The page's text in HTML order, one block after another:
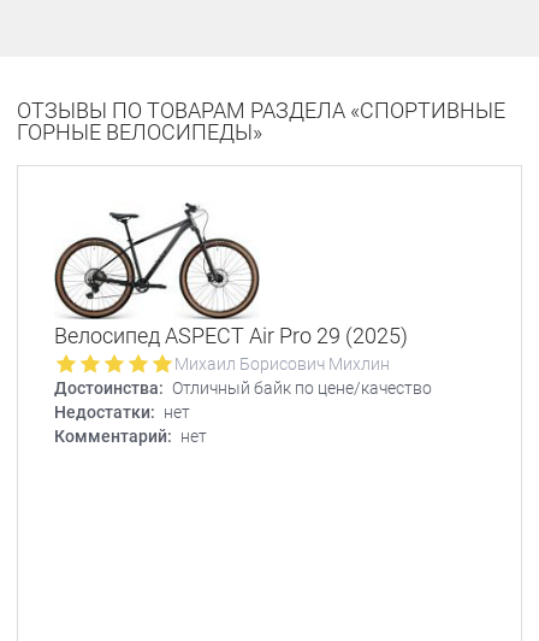
ОТЗЫВЫ ПО ТОВАРАМ РАЗДЕЛА «СПОРТИВНЫЕ
ГОРНЫЕ ВЕЛОСИПЕДЫ»
Велосипед ASPECT Air Pro 29 (2025)
Михаил Борисович Михлин
Достоинства: Отличный байк по цене/качество
Недостатки: нет
Комментарий: нет